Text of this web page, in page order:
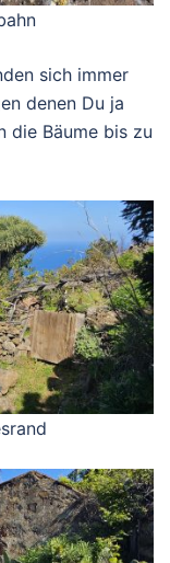
sich immer
denen Du ja
die Bäume bis zu